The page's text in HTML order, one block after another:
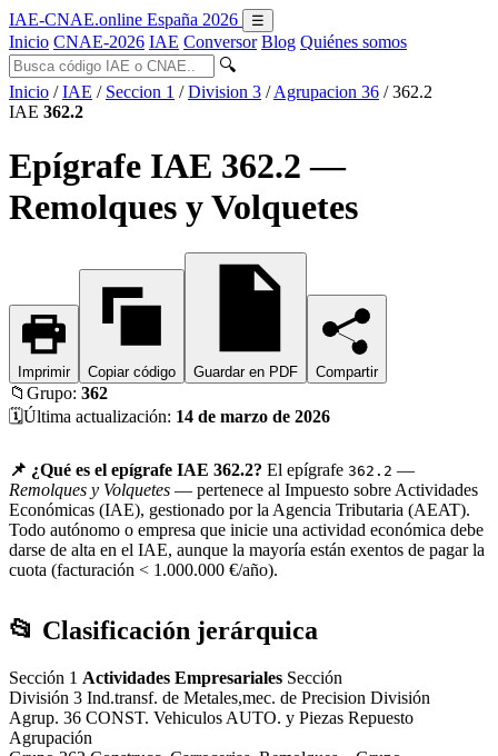
IAE-CNAE.online España 2026 ☰
Inicio CNAE-2026 IAE Conversor Blog Quiénes somos
🔍
Inicio / IAE / Seccion 1 / Division 3 / Agrupacion 36 / 362.2
IAE 362.2
Epígrafe IAE 362.2 —
Remolques y Volquetes
Imprimir Copiar código Guardar en PDF Compartir
📁 Grupo: 362
🗓️Última actualización: 14 de marzo de 2026
📌 ¿Qué es el epígrafe IAE 362.2? El epígrafe 362.2 —
Remolques y Volquetes — pertenece al Impuesto sobre Actividades
Económicas (IAE), gestionado por la Agencia Tributaria (AEAT).
Todo autónomo o empresa que inicie una actividad económica debe
darse de alta en el IAE, aunque la mayoría están exentos de pagar la
cuota (facturación < 1.000.000 €/año).
📂 Clasificación jerárquica
Sección 1 Actividades Empresariales Sección
División 3 Ind.transf. de Metales,mec. de Precision División
Agrup. 36 CONST. Vehiculos AUTO. y Piezas Repuesto
Agrupación